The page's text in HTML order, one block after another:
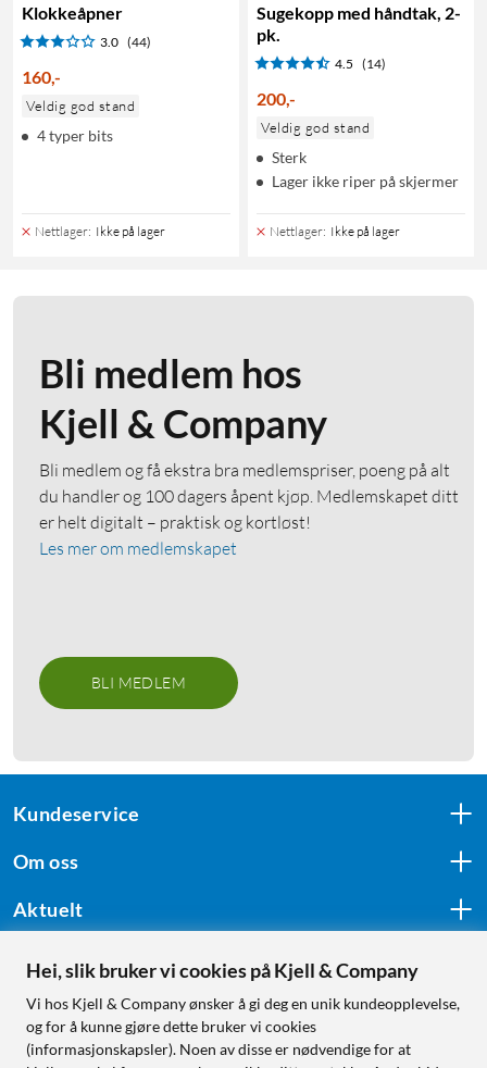
Klokkeåpner
3.0 (44)
160,-
Veldig god stand
4 typer bits
Nettlager: Ikke på lager
Sugekopp med håndtak, 2-
pk.
4.5 (14)
200,-
Veldig god stand
Sterk
Lager ikke riper på skjermer
Nettlager: Ikke på lager
Bli medlem hos
Kjell & Company
Bli medlem og få ekstra bra medlemspriser, poeng på alt
du handler og 100 dagers åpent kjøp. Medlemskapet ditt
er helt digitalt – praktisk og kortløst!
Les mer om medlemskapet
BLI MEDLEM
Kundeservice
Om oss
Aktuelt
Følg oss
Hei, slik bruker vi cookies på Kjell & Company
Vi hos Kjell & Company ønsker å gi deg en unik kundeopplevelse,
og for å kunne gjøre dette bruker vi cookies
(informasjonskapsler). Noen av disse er nødvendige for at